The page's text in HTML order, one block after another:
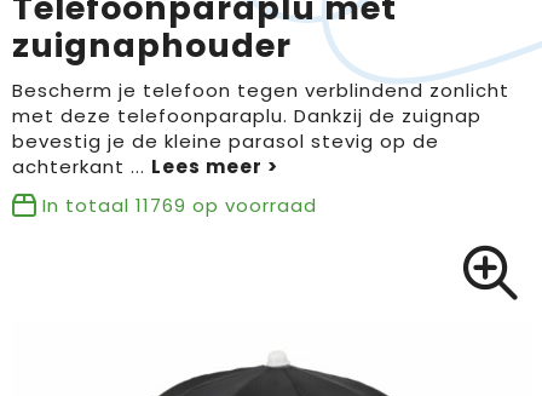
Werkkleding
Sport
Tassen
Bloemen, planten en bomen
B&C
Gildan
Clique
Printer
zuignaphouder
Bescherm je telefoon tegen verblindend zonlicht
met deze telefoonparaplu. Dankzij de zuignap
bevestig je de kleine parasol stevig op de
achterkant ...
In totaal 11769 op voorraad